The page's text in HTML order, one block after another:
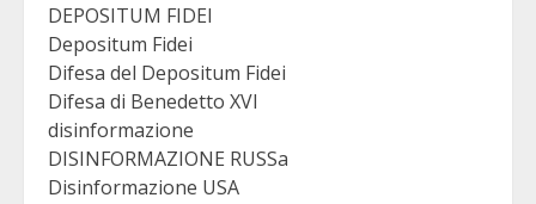
DEPOSITUM FIDEI
Depositum Fidei
Difesa del Depositum Fidei
Difesa di Benedetto XVI
disinformazione
DISINFORMAZIONE RUSSa
Disinformazione USA